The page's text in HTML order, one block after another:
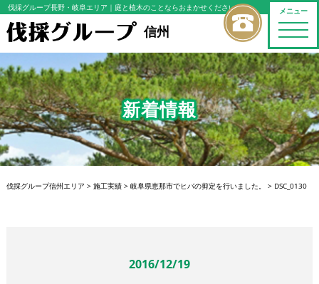
メニュー
toggle
伐採グループ長野・岐阜エリア ｜庭と植木のことならおまかせください
信州
新着情報
伐採グループ信州エリア > 施工実績> 岐阜県恵那市でヒバの剪定を行いました。 > DSC_0130
2016/12/19